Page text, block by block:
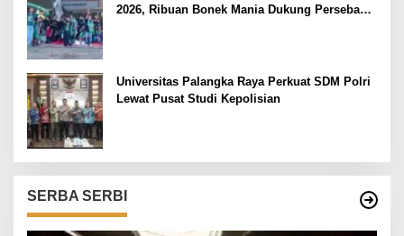
2026, Ribuan Bonek Mania Dukung Persebaya
Universitas Palangka Raya Perkuat SDM Polri
Lewat Pusat Studi Kepolisian
SERBA SERBI